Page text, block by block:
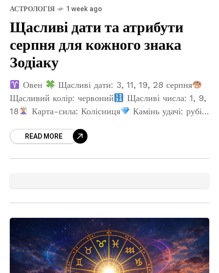
АСТРОЛОГІЯ 1 week ago
Щасливі дати та атрибути
серпня для кожного знака
Зодіаку
Овен
Щасливі дати: 3, 11, 19, 28 серпня
Щасливий колір: червоний
Щасливі числа: 1, 9,
18
Карта-сила: Колісниця
Камінь удачі: рубін
READ MORE